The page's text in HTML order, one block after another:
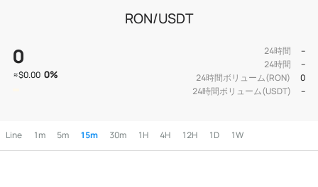
RON/USDT
0
≈$0.00 0%
24時間
--
24時間
--
24時間ボリューム(RON)
0
24時間ボリューム(USDT)
--
Line 1m 5m 15m 30m 1H 4H 12H 1D 1W